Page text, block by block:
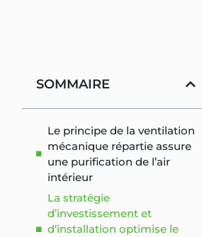
SOMMAIRE
Le principe de la ventilation
mécanique répartie assure
une purification de l’air
intérieur
La stratégie
d’investissement et
d’installation optimise le